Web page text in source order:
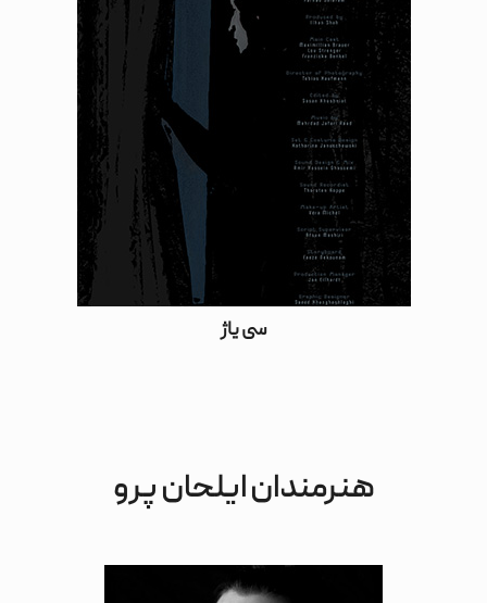
سی یاژ
هنرمندان ایلحان پرو